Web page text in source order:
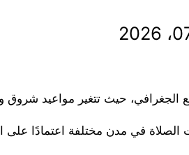
الجغرافي، حيث تتغير مواعيد
الصلاة في مدن مختلفة اعتمادًا على